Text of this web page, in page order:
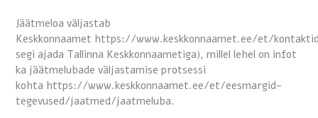
Jäätmeloa väljastab
Keskkonnaamet https://www.keskkonnaamet.ee/et/
segi ajada Tallinna Keskkonnaametiga), millel lehel on infot
ka jäätmelubade väljastamise protsessi
kohta https://www.keskkonnaamet.ee/et/eesmargid-
tegevused/jaatmed/jaatmeluba.